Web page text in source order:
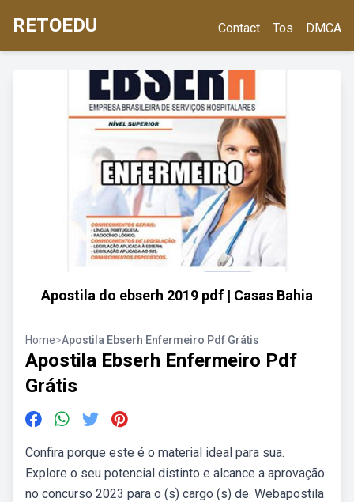
RETOEDU Contact Tos DMCA
Apostila do ebserh 2019 pdf | Casas Bahia
Home>Apostila Ebserh Enfermeiro Pdf Grátis
Apostila Ebserh Enfermeiro Pdf
Grátis
Confira porque este é o material ideal para sua.
Explore o seu potencial distinto e alcance a aprovação
no concurso 2023 para o (s) cargo (s) de. Webapostila